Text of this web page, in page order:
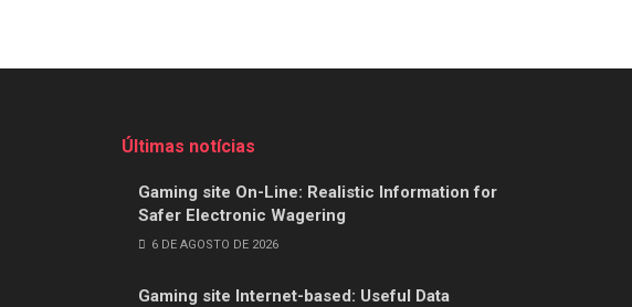
Últimas notícias
Gaming site On-Line: Realistic Information for
Safer Electronic Wagering
6 DE AGOSTO DE 2026
Gaming site Internet-based: Useful Data